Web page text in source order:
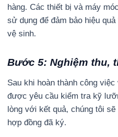
hàng. Các thiết bị và máy
sử dụng để đảm bảo hiệu
vệ sinh.
Bước 5: Nghiệm thu,
Sau khi hoàn thành công
được yêu cầu kiểm tra kỹ
lòng với kết quả, chúng tôi
hợp đồng đã ký.